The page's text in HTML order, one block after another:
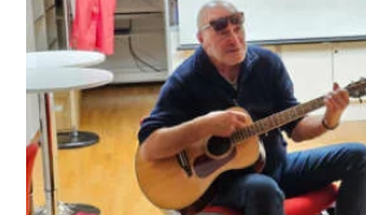
ERASMUS+
PROGRAMI I PROJEKTI
KATALOG
O KNJIŽNICI
ZA KORISNIKE